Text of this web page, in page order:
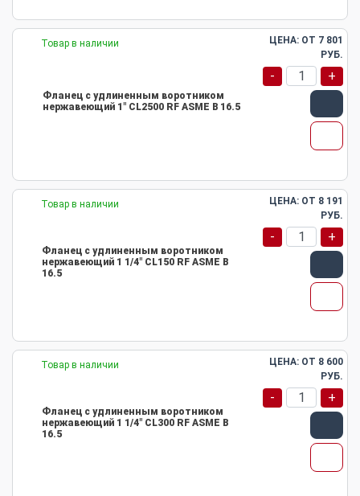
Товар в наличии
Фланец с удлиненным воротником
нержавеющий 1" CL2500 RF ASME B 16.5
ЦЕНА: ОТ 7 801
РУБ.
- +
Товар в наличии
Фланец с удлиненным воротником
нержавеющий 1 1/4" CL150 RF ASME B
16.5
ЦЕНА: ОТ 8 191
РУБ.
- +
Товар в наличии
Фланец с удлиненным воротником
нержавеющий 1 1/4" CL300 RF ASME B
16.5
ЦЕНА: ОТ 8 600
РУБ.
- +